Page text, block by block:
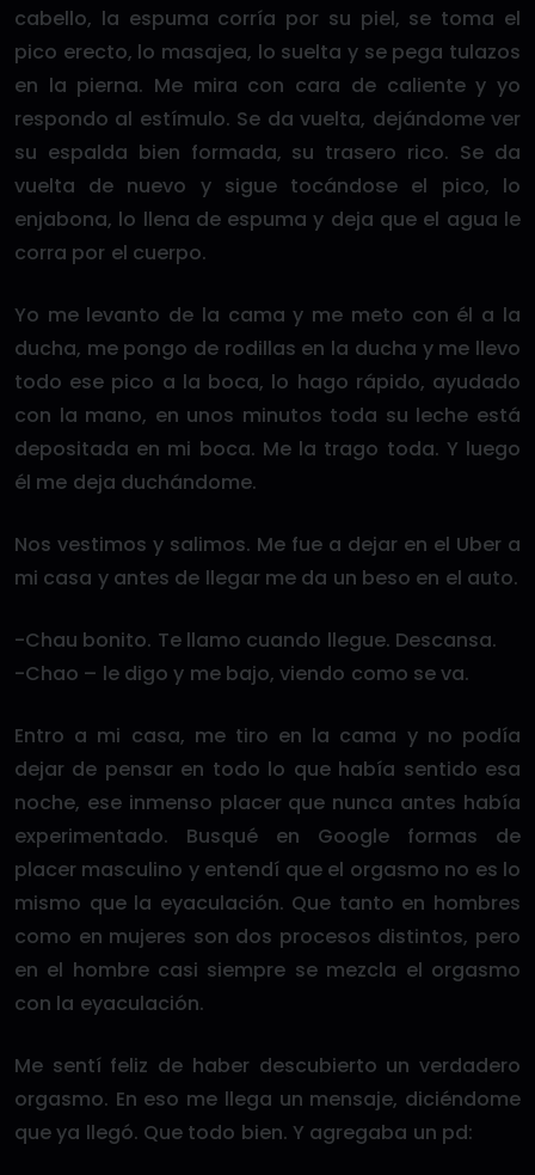
cabello, la espuma corría por su piel, se toma el
pico erecto, lo masajea, lo suelta y se pega tulazos
en la pierna. Me mira con cara de caliente y yo
respondo al estímulo. Se da vuelta, dejándome ver
su espalda bien formada, su trasero rico. Se da
vuelta de nuevo y sigue tocándose el pico, lo
enjabona, lo llena de espuma y deja que el agua le
corra por el cuerpo.
Yo me levanto de la cama y me meto con él a la
ducha, me pongo de rodillas en la ducha y me llevo
todo ese pico a la boca, lo hago rápido, ayudado
con la mano, en unos minutos toda su leche está
depositada en mi boca. Me la trago toda. Y luego
él me deja duchándome.
Nos vestimos y salimos. Me fue a dejar en el Uber a
mi casa y antes de llegar me da un beso en el auto.
-Chau bonito. Te llamo cuando llegue. Descansa.
-Chao – le digo y me bajo, viendo como se va.
Entro a mi casa, me tiro en la cama y no podía
dejar de pensar en todo lo que había sentido esa
noche, ese inmenso placer que nunca antes había
experimentado. Busqué en Google formas de
placer masculino y entendí que el orgasmo no es lo
mismo que la eyaculación. Que tanto en hombres
como en mujeres son dos procesos distintos, pero
en el hombre casi siempre se mezcla el orgasmo
con la eyaculación.
Me sentí feliz de haber descubierto un verdadero
orgasmo. En eso me llega un mensaje, diciéndome
que ya llegó. Que todo bien. Y agregaba un pd: